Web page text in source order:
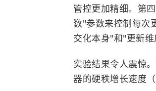
管控更加精细。第
数"参数来控制每次
交化本身"和"更新维
实验结果令人震惊
器的硬秩增长速度